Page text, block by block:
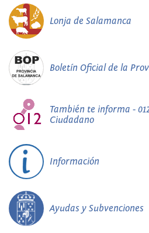
Lonja de Salamanca
Boletín Oficial de la
También te informa -
Ciudadano
Información
Ayudas y Subvenciones